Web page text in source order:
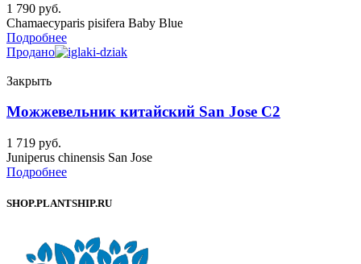
1 790 руб.
Chamaecyparis pisifera Baby Blue
Подробнее
Продано
Закрыть
Можжевельник китайский San Jose C2
1 719 руб.
Juniperus chinensis San Jose
Подробнее
SHOP.PLANTSHIP.RU